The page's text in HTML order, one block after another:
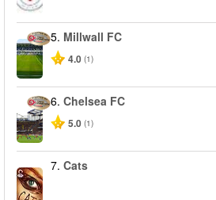
5. Millwall FC
4.0 (1)
6. Chelsea FC
5.0 (1)
7. Cats